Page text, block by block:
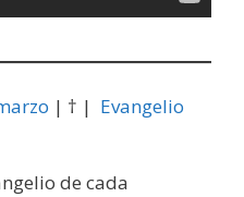
| † | Evangelio
de cada